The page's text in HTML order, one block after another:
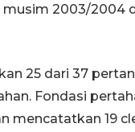
2003/2004
25 dari 37
Fondasi
mencatatkan 19